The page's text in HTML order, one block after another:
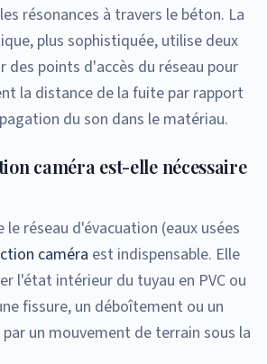
résonances à travers le béton. La
plus sophistiquée, utilise deux
des points d'accès du réseau pour
la distance de la fuite par rapport
du son dans le matériau.
caméra est-elle nécessaire
le réseau d'évacuation (eaux usées
caméra est indispensable. Elle
l'état intérieur du tuyau en PVC ou
fissure, un déboîtement ou un
un mouvement de terrain sous la